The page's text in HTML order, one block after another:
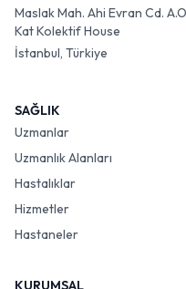
Maslak Mah. Ahi Evran Cd.
Kat Kolektif House
İstanbul, Türkiye
SAĞLIK
Uzmanlar
Uzmanlık Alanları
Hastalıklar
Hizmetler
Hastaneler
KURUMSAL